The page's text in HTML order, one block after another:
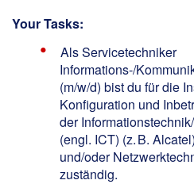
Your Tasks:
Als Servicetechniker
Informations-/
(m/w/d) bist du für die
Konfiguration und
der
(engl. ICT) (z. B.
und/oder
zuständig.